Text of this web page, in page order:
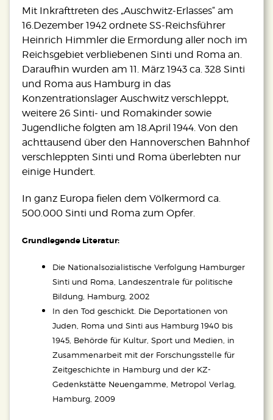
Mit Inkrafttreten des „Auschwitz-Erlasses“ am
16.Dezember 1942 ordnete SS-Reichsführer
Heinrich Himmler die Ermordung aller noch im
Reichsgebiet verbliebenen Sinti und Roma an.
Daraufhin wurden am 11. März 1943 ca. 328 Sinti
und Roma aus Hamburg in das
Konzentrationslager Auschwitz verschleppt,
weitere 26 Sinti- und Romakinder sowie
Jugendliche folgten am 18.April 1944. Von den
achttausend über den Hannoverschen Bahnhof
verschleppten Sinti und Roma überlebten nur
einige Hundert.
In ganz Europa fielen dem Völkermord ca.
500.000 Sinti und Roma zum Opfer.
Grundlegende Literatur:
Die Nationalsozialistische Verfolgung Hamburger
Sinti und Roma, Landeszentrale für politische
Bildung, Hamburg, 2002
In den Tod geschickt. Die Deportationen von
Juden, Roma und Sinti aus Hamburg 1940 bis
1945, Behörde für Kultur, Sport und Medien, in
Zusammenarbeit mit der Forschungsstelle für
Zeitgeschichte in Hamburg und der KZ-
Gedenkstätte Neuengamme, Metropol Verlag,
Hamburg, 2009